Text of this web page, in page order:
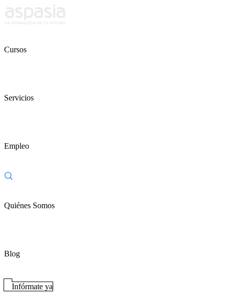
Cursos
Servicios
Empleo
Quiénes Somos
Blog
Infórmate ya